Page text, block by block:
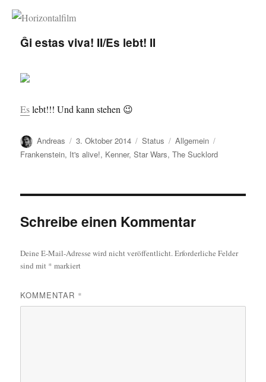
Horizontalfilm
Ĝi estas viva! II/Es lebt! II
Eslebt!!! Und kann stehen 😉
Autor
Andreas
Veröffentlicht
am
3. Oktober 2014 Format
Status Kategorien
Allgemein
Frankenstein, It's alive!, Kenner,Star Wars,The Sucklord
Schreibe einen Kommentar
Deine E-Mail-Adresse wird nicht veröffentlicht. Erforderliche Felder
sind mit * markiert
KOMMENTAR *